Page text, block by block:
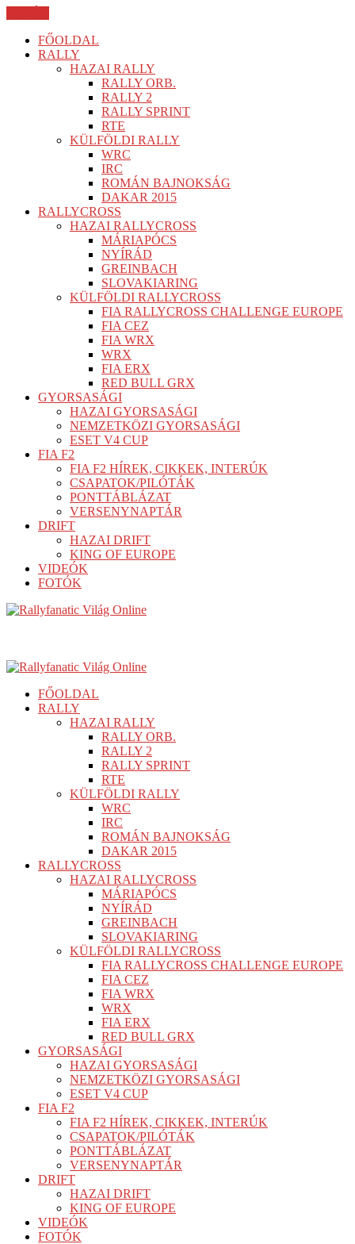
FŐOLDAL
RALLY
HAZAI RALLY
RALLY ORB.
RALLY 2
RALLY SPRINT
RTE
KÜLFÖLDI RALLY
WRC
IRC
ROMÁN BAJNOKSÁG
DAKAR 2015
RALLYCROSS
HAZAI RALLYCROSS
MÁRIAPÓCS
NYÍRÁD
GREINBACH
SLOVAKIARING
KÜLFÖLDI RALLYCROSS
FIA RALLYCROSS CHALLENGE EUROPE
FIA CEZ
FIA WRX
WRX
FIA ERX
RED BULL GRX
GYORSASÁGI
HAZAI GYORSASÁGI
NEMZETKÖZI GYORSASÁGI
ESET V4 CUP
FIA F2
FIA F2 HÍREK, CIKKEK, INTERÚK
CSAPATOK/PILÓTÁK
PONTTÁBLÁZAT
VERSENYNAPTÁR
DRIFT
HAZAI DRIFT
KING OF EUROPE
VIDEÓK
FOTÓK
FŐOLDAL
RALLY
HAZAI RALLY
RALLY ORB.
RALLY 2
RALLY SPRINT
RTE
KÜLFÖLDI RALLY
WRC
IRC
ROMÁN BAJNOKSÁG
DAKAR 2015
RALLYCROSS
HAZAI RALLYCROSS
MÁRIAPÓCS
NYÍRÁD
GREINBACH
SLOVAKIARING
KÜLFÖLDI RALLYCROSS
FIA RALLYCROSS CHALLENGE EUROPE
FIA CEZ
FIA WRX
WRX
FIA ERX
RED BULL GRX
GYORSASÁGI
HAZAI GYORSASÁGI
NEMZETKÖZI GYORSASÁGI
ESET V4 CUP
FIA F2
FIA F2 HÍREK, CIKKEK, INTERÚK
CSAPATOK/PILÓTÁK
PONTTÁBLÁZAT
VERSENYNAPTÁR
DRIFT
HAZAI DRIFT
KING OF EUROPE
VIDEÓK
FOTÓK